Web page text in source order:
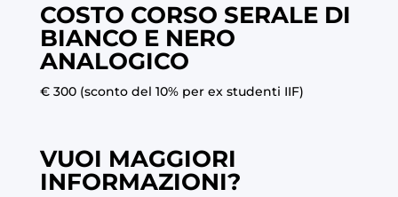
COSTO CORSO SERALE DI
BIANCO E NERO
ANALOGICO
€ 300 (sconto del 10% per ex studenti IIF)
VUOI MAGGIORI
INFORMAZIONI?